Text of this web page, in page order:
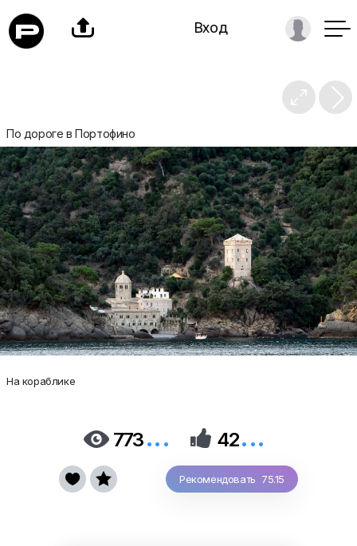
 Вход

По дороге в Портофино
На кораблике
 773...  42...
Рекомендовать 75.15
 